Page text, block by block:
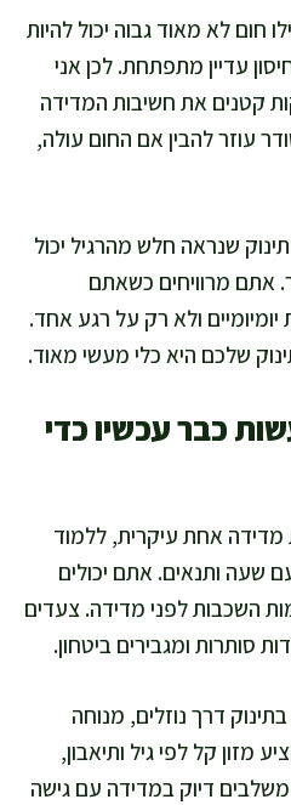
חום לא מאוד גבוה יכול להיות
עדיין מתפתחת. לכן אני
קטנים את חשיבות המדידה
עוזר להבין אם החום עולה,
שנראה חלש מהרגיל יכול
אתם מרוויחים כשאתם
ולא רק על רגע אחד.
שלכם היא כלי מעשי מאוד.
כבר עכשיו כדי
אחת עיקרית, ללמוד
שעה ותנאים. אתם יכולים
השכבות לפני מדידה. צעדים
סותרות ומגבירים ביטחון.
דרך נוזלים, מנוחה
מזון קל לפי גיל ותיאבון,
דיוק במדידה עם גישה